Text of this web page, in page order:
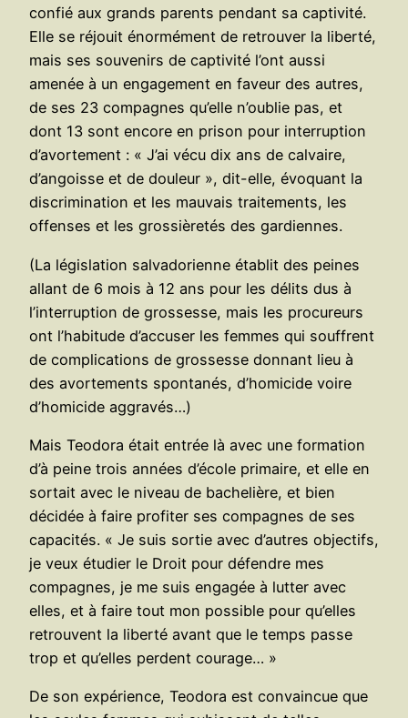
confié aux grands parents pendant sa captivité.
Elle se réjouit énormément de retrouver la liberté,
mais ses souvenirs de captivité l’ont aussi
amenée à un engagement en faveur des autres,
de ses 23 compagnes qu’elle n’oublie pas, et
dont 13 sont encore en prison pour interruption
d’avortement : « J’ai vécu dix ans de calvaire,
d’angoisse et de douleur », dit-elle, évoquant la
discrimination et les mauvais traitements, les
offenses et les grossièretés des gardiennes.
(La législation salvadorienne établit des peines
allant de 6 mois à 12 ans pour les délits dus à
l’interruption de grossesse, mais les procureurs
ont l’habitude d’accuser les femmes qui souffrent
de complications de grossesse donnant lieu à
des avortements spontanés, d’homicide voire
d’homicide aggravés…)
Mais Teodora était entrée là avec une formation
d’à peine trois années d’école primaire, et elle en
sortait avec le niveau de bachelière, et bien
décidée à faire profiter ses compagnes de ses
capacités. « Je suis sortie avec d’autres objectifs,
je veux étudier le Droit pour défendre mes
compagnes, je me suis engagée à lutter avec
elles, et à faire tout mon possible pour qu’elles
retrouvent la liberté avant que le temps passe
trop et qu’elles perdent courage… »
De son expérience, Teodora est convaincue que